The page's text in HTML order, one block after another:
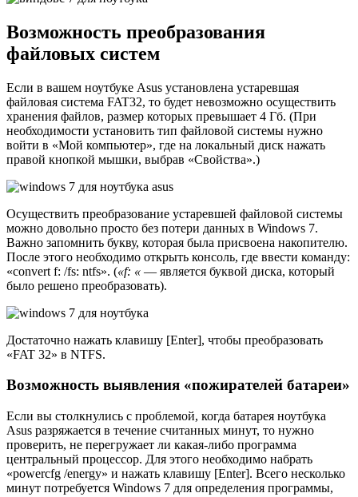
Возможность преобразования
файловых систем
Если в вашем ноутбуке Asus установлена устаревшая
файловая система FAT32, то будет невозможно осуществить
хранения файлов, размер которых превышает 4 Гб. (При
необходимости установить тип файловой системы нужно
войти в «Мой компьютер», где на локальный диск нажать
правой кнопкой мышки, выбрав «Свойства».)
Осуществить преобразование устаревшей файловой системы
можно довольно просто без потери данных в Windows 7.
Важно запомнить букву, которая была присвоена накопителю.
После этого необходимо открыть консоль, где ввести команду:
«convert f: /fs: ntfs». («f: « — является буквой диска, который
было решено преобразовать).
Достаточно нажать клавишу [Enter], чтобы преобразовать
«FAT 32» в NTFS.
Возможность выявления «пожирателей батареи»
Если вы столкнулись с проблемой, когда батарея ноутбука
Asus разряжается в течение считанных минут, то нужно
проверить, не перегружает ли какая-либо программа
центральный процессор. Для этого необходимо набрать
«powercfg /energy» и нажать клавишу [Enter]. Всего несколько
минут потребуется Windows 7 для определения программы,